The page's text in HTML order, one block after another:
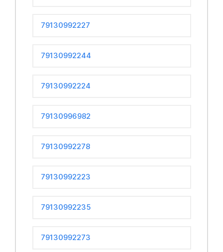
79130992227
79130992244
79130992224
79130996982
79130992278
79130992223
79130992235
79130992273